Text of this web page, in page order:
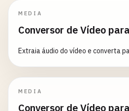
MEDIA
Conversor de Vídeo
Extraia áudio do vídeo e converta
MEDIA
Conversor de Vídeo